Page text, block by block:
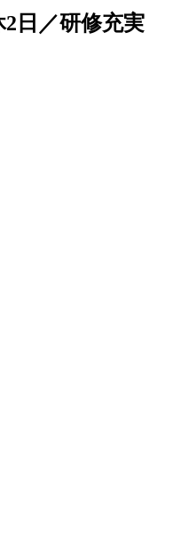
日／研修充実